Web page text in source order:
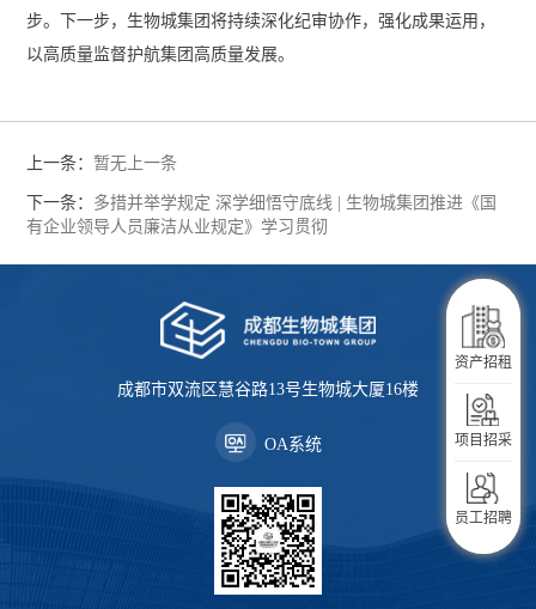
企业服务
生活服务
入驻指南
资产招租
项目招采
员工招聘
步。下一步，生物城集团将持续深化纪审协作，强化成果运用，
以高质量监督护航集团高质量发展。
上一条：暂无上一条
下一条： 多措并举学规定 深学细悟守底线 | 生物城集团推进《国
有企业领导人员廉洁从业规定》学习贯彻
成都市双流区慧谷路13号生物城大厦16楼
OA系统